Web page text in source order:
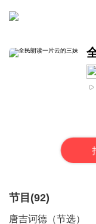
节目(92)
唐吉诃德（节选）